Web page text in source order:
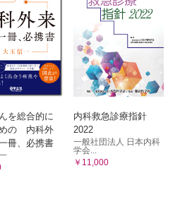
を総合的に
の 内科外
冊、必携書
内科救急診療指針
2022
一般社団法人 日本内科
学会...
￥11,000